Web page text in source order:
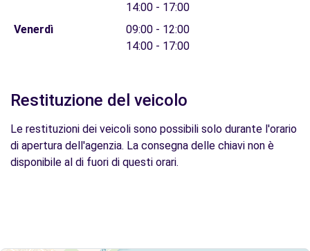
14:00 - 17:00
Venerdì
09:00 - 12:00
14:00 - 17:00
Restituzione del veicolo
Le restituzioni dei veicoli sono possibili solo durante l'orario
di apertura dell'agenzia. La consegna delle chiavi non è
disponibile al di fuori di questi orari.